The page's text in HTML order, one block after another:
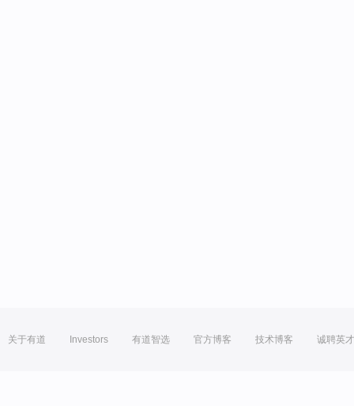
关于有道 Investors 有道智选 官方博客 技术博客 诚聘英才